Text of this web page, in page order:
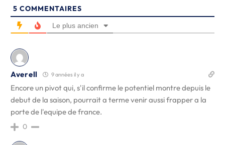
5 COMMENTAIRES
Le plus ancien
Averell 9 années il y a
Encore un pivot qui, s'il confirme le potentiel montre depuis le
debut de la saison, pourrait a terme venir aussi frapper a la
porte de l'equipe de france.
0